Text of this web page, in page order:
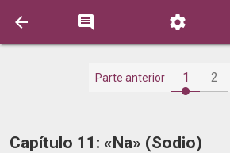
  
Parte anterior 1 2
Capítulo 11: «Na» (Sodio)